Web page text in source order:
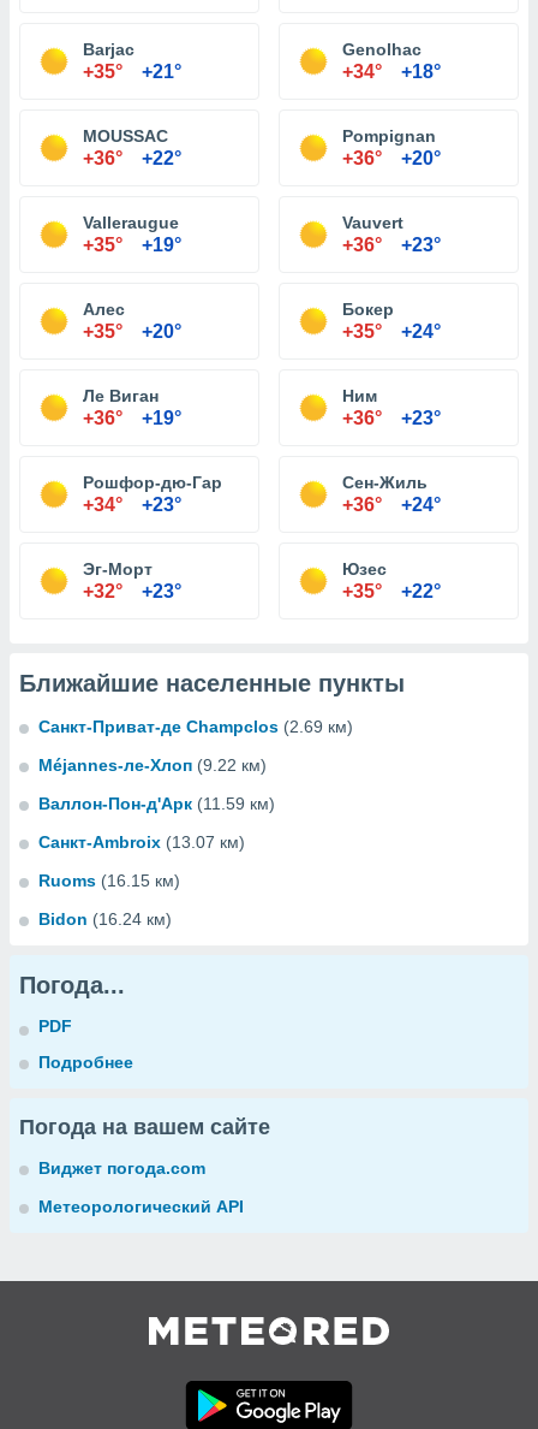
Barjac
+35° +21°
Genolhac
+34° +18°
MOUSSAC
+36° +22°
Pompignan
+36° +20°
Valleraugue
+35° +19°
Vauvert
+36° +23°
Алес
+35° +20°
Бокер
+35° +24°
Ле Виган
+36° +19°
Ним
+36° +23°
Рошфор-дю-Гар
+34° +23°
Сен-Жиль
+36° +24°
Эг-Морт
+32° +23°
Юзес
+35° +22°
Ближайшие населенные пункты
Санкт-Приват-де Champclos (2.69 км)
Méjannes-ле-Хлоп (9.22 км)
Валлон-Пон-д'Арк (11.59 км)
Санкт-Ambroix (13.07 км)
Ruoms (16.15 км)
Bidon (16.24 км)
Погода...
PDF
Подробнее
Погода на вашем сайте
Виджет погода.com
Метеорологический API